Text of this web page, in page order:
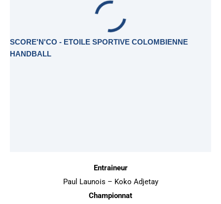
SCORE'N'CO - ETOILE SPORTIVE COLOMBIENNE
HANDBALL
Entraineur
Paul Launois – Koko Adjetay
Championnat